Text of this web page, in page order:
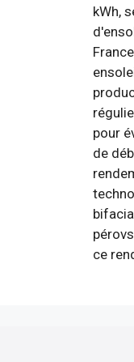
kWh,
pour
de
ce